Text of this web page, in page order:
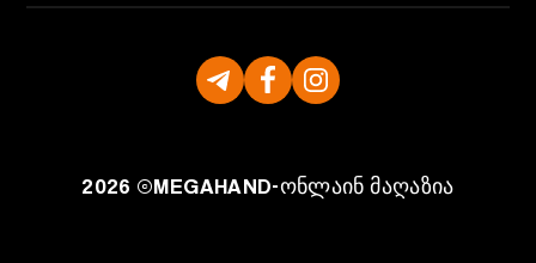
2026 ©MEGAHAND-ონლაინ მაღაზია